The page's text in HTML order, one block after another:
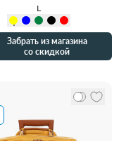
L
Забрать из магазина
со скидкой